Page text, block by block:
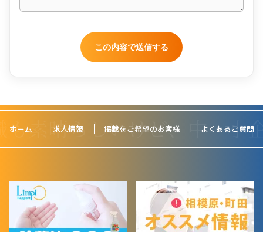
ホーム 求人情報 掲載をご希望のお客様 よくあるご質問